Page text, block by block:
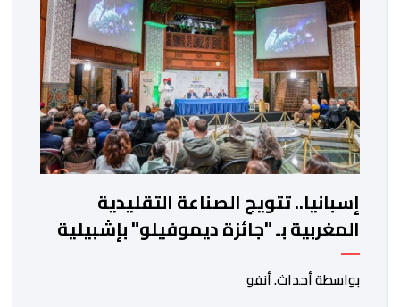
إسبانيا.. تتويج الصناعة التقليدية
المغربية بـ "جائزة ديموفيلو" بإشبيلية
بواسطة أحداث. أنفو